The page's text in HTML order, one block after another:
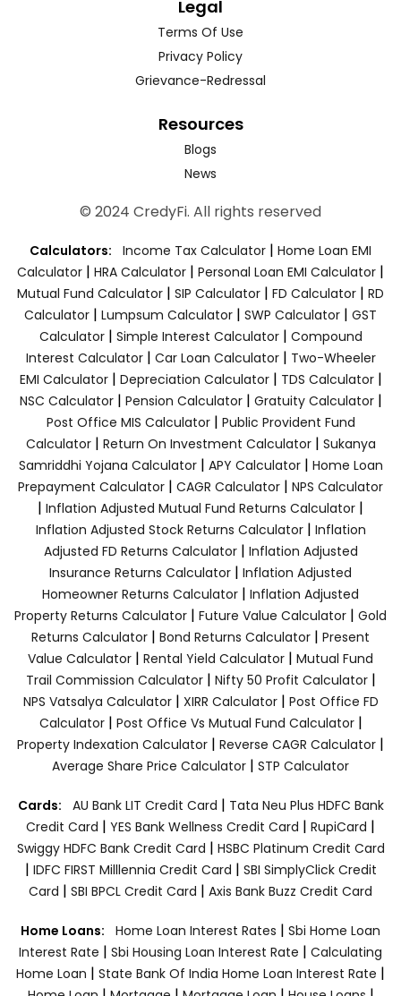
Legal
Terms Of Use
Privacy Policy
Grievance-Redressal
Resources
Blogs
News
© 2024 CredyFi. All rights reserved
Calculators: Income Tax Calculator | Home Loan EMI
Calculator | HRA Calculator | Personal Loan EMI Calculator |
Mutual Fund Calculator | SIP Calculator | FD Calculator | RD
Calculator | Lumpsum Calculator | SWP Calculator | GST
Calculator| Simple Interest Calculator| Compound
Interest Calculator| Car Loan Calculator| Two-Wheeler
EMI Calculator| Depreciation Calculator| TDS Calculator|
NSC Calculator| Pension Calculator| Gratuity Calculator|
Post Office MIS Calculator| Public Provident Fund
Calculator| Return On Investment Calculator| Sukanya
Samriddhi Yojana Calculator| APY Calculator| Home Loan
Prepayment Calculator | CAGR Calculator | NPS Calculator
| Inflation Adjusted Mutual Fund Returns Calculator |
Inflation Adjusted Stock Returns Calculator| Inflation
Adjusted FD Returns Calculator| Inflation Adjusted
Insurance Returns Calculator | Inflation Adjusted
Homeowner Returns Calculator | Inflation Adjusted
Property Returns Calculator | Future Value Calculator | Gold
Returns Calculator | Bond Returns Calculator | Present
Value Calculator | Rental Yield Calculator | Mutual Fund
Trail Commission Calculator| Nifty 50 Profit Calculator|
NPS Vatsalya Calculator| XIRR Calculator| Post Office FD
Calculator| Post Office Vs Mutual Fund Calculator|
Property Indexation Calculator | Reverse CAGR Calculator |
Average Share Price Calculator | STP Calculator
Cards: AU Bank LIT Credit Card | Tata Neu Plus HDFC Bank
Credit Card | YES Bank Wellness Credit Card | RupiCard |
Swiggy HDFC Bank Credit Card | HSBC Platinum Credit Card
| IDFC FIRST Milllennia Credit Card | SBI SimplyClick Credit
Card | SBI BPCL Credit Card | Axis Bank Buzz Credit Card
Home Loans: Home Loan Interest Rates | Sbi Home Loan
Interest Rate | Sbi Housing Loan Interest Rate | Calculating
Home Loan | State Bank Of India Home Loan Interest Rate |